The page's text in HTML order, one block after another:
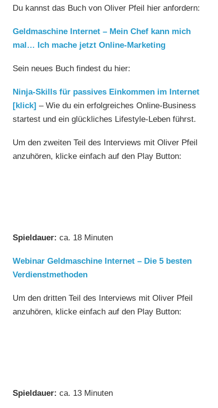
Du kannst das Buch von Oliver Pfeil hier anfordern:
Geldmaschine Internet – Mein Chef kann mich
mal… Ich mache jetzt Online-Marketing
Sein neues Buch findest du hier:
Ninja-Skills für passives Einkommen im Internet
[klick] – Wie du ein erfolgreiches Online-Business
startest und ein glückliches Lifestyle-Leben führst.
Um den zweiten Teil des Interviews mit Oliver Pfeil
anzuhören, klicke einfach auf den Play Button:
Spieldauer: ca. 18 Minuten
Webinar Geldmaschine Internet – Die 5 besten
Verdienstmethoden
Um den dritten Teil des Interviews mit Oliver Pfeil
anzuhören, klicke einfach auf den Play Button:
Spieldauer: ca. 13 Minuten